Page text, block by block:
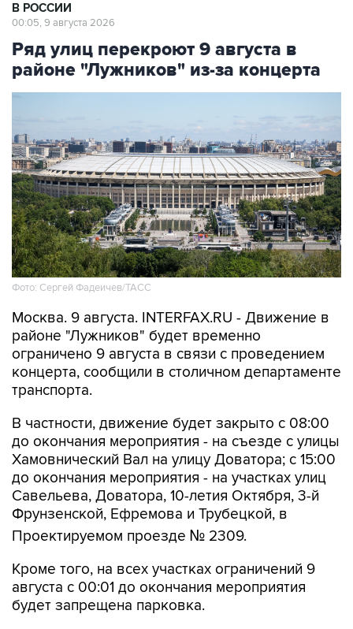
В РОССИИ
00:05, 9 августа 2026
Ряд улиц перекроют 9 августа в
районе "Лужников" из-за концерта
Фото: Сергей Фадеичев/ТАСС
Москва. 9 августа. INTERFAX.RU - Движение в
районе "Лужников" будет временно
ограничено 9 августа в связи с проведением
концерта, сообщили в столичном департаменте
транспорта.
В частности, движение будет закрыто с 08:00
до окончания мероприятия - на съезде с улицы
Хамовнический Вал на улицу Доватора; с 15:00
до окончания мероприятия - на участках улиц
Савельева, Доватора, 10-летия Октября, 3-й
Фрунзенской, Ефремова и Трубецкой, в
Проектируемом проезде № 2309.
Кроме того, на всех участках ограничений 9
августа с 00:01 до окончания мероприятия
будет запрещена парковка.